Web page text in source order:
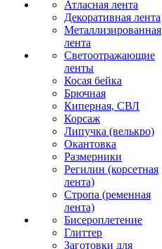
Атласная лента
Декоративная лента
Металлизированная
лента
Светоотражающие
ленты
Косая бейка
Брючная
Киперная, СВЛ
Корсаж
Липучка (велькро)
Окантовка
Размерники
Регилин (корсетная
лента)
Стропа (ременная
лента)
Бисероплетение
Глиттер
Заготовки для